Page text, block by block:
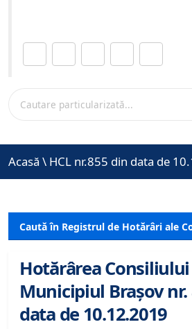
Acasă \ HCL nr.855 din data de
Caută în Registrul de Hotărâri ale
Hotărârea Consiliului
Municipiul Brașov nr.
data de 10.12.2019